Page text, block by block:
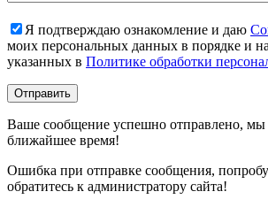
Я подтверждаю ознакомление и даю
моих персональных данных в порядке и
указанных в Политике обработки
Ваше сообщение успешно отправлено, мы
ближайшее время!
Ошибка при отправке сообщения,
обратитесь к администратору сайта!